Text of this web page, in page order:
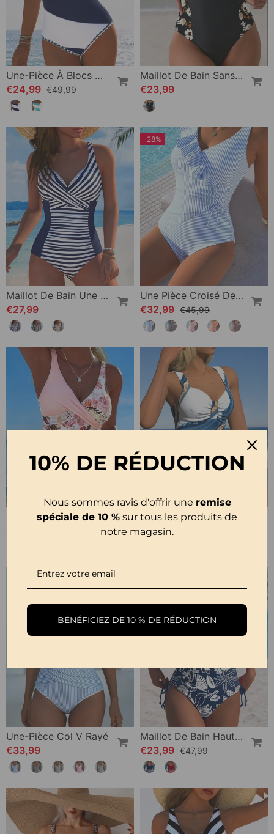
Une-Pièce À Blocs De Couleur Rayé
€24,99 €49,99
Maillot De Bain Sans Manches Imprimé Contraste Une-Pièce
€23,99
Maillot De Bain Une Pièce Rayé Color-Block
€27,99
-28%
Une Pièce Croisé Devant Volant Rayure
€32,99 €45,99
Une-Pièce Contraste Floral
€33,99
Bikini One Piece Imprimé
€25,99
Une-Pièce Col V Rayé
€33,99
Maillot De Bain Haute Taille Noué Volants Imprimé
€23,99 €47,99
10% DE RÉDUCTION
Nous sommes ravis d'offrir une remise
spéciale de 10 % sur tous les produits de
notre magasin.
BÉNÉFICIEZ DE 10 % DE RÉDUCTION